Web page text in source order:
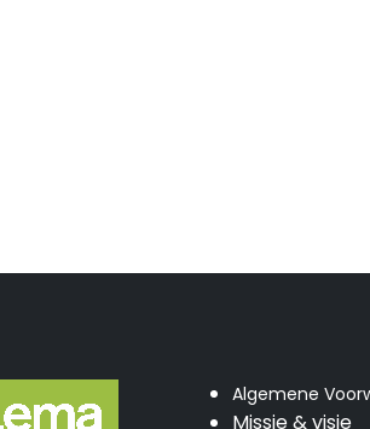
Algemene
Missie & visie